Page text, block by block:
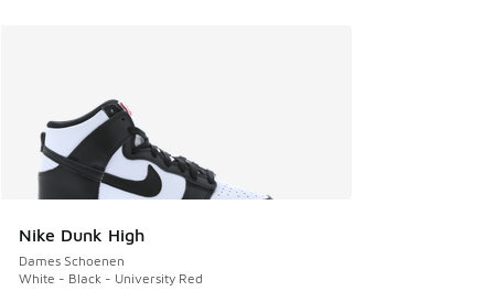
Nike Dunk High
Dames Schoenen
White - Black - University Red